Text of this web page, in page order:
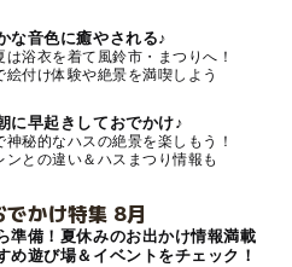
な音色に癒やされる♪
は浴衣を着て風鈴市・まつりへ！
絵付け体験や絶景を満喫しよう
に早起きしておでかけ♪
神秘的なハスの絶景を楽しもう！
ンとの違い＆ハスまつり情報も
かけ特集 8月
準備！夏休みのお出かけ情報満載
め遊び場＆イベントをチェック！